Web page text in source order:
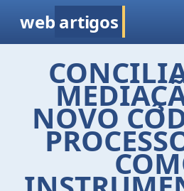
web artigos
NOVO